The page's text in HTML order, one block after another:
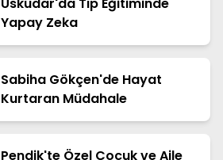
Yapay Zeka
Sabiha Gökçen'de Hayat
Kurtaran Müdahale
Pendik'te Özel Çocuk ve Aile